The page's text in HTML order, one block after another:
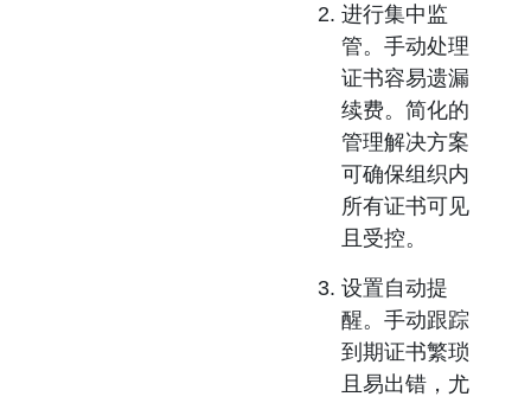
进行集中监
管。 手动处理
证书容易遗漏
续费。简化的
管理解决方案
可确保组织内
所有证书可见
且受控。
设置自动提
醒。 手动跟踪
到期证书繁琐
且易出错，尤